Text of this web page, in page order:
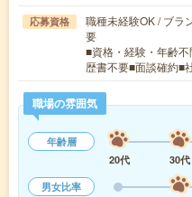
応募資格
職種未経験OK / ブラ
要
■資格・経験・年齢
歴書不要■面談確約■
職場の雰囲気
年齢層
20代
30代
男女比率